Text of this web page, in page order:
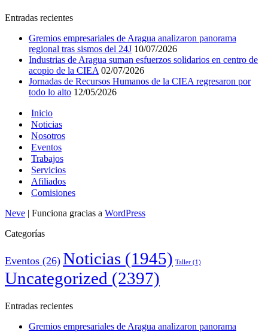
Entradas recientes
Gremios empresariales de Aragua analizaron panorama
regional tras sismos del 24J 10/07/2026
Industrias de Aragua suman esfuerzos solidarios en centro de
acopio de la CIEA 02/07/2026
Jornadas de Recursos Humanos de la CIEA regresaron por
todo lo alto 12/05/2026
Inicio
Noticias
Nosotros
Eventos
Trabajos
Servicios
Afiliados
Comisiones
Neve | Funciona gracias a WordPress
Categorías
Eventos (26) Noticias (1945) Taller (1)
Uncategorized (2397)
Entradas recientes
Gremios empresariales de Aragua analizaron panorama